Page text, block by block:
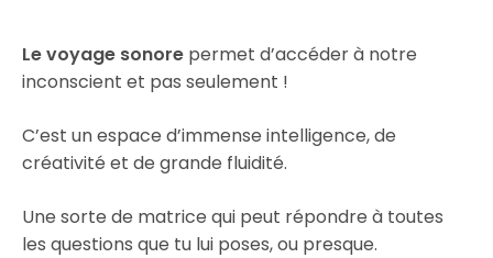
Le voyage sonore permet d’accéder à notre
inconscient et pas seulement !
C’est un espace d’immense intelligence, de
créativité et de grande fluidité.
Une sorte de matrice qui peut répondre à toutes
les questions que tu lui poses, ou presque.